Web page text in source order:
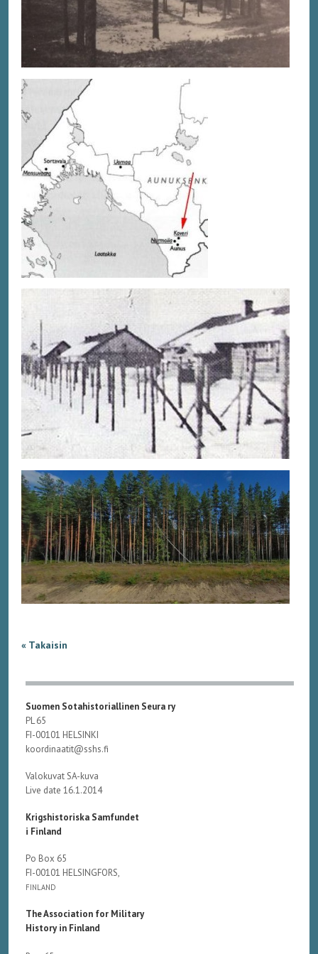
« Takaisin
Suomen Sotahistoriallinen Seura ry
PL 65
FI-00101 HELSINKI
koordinaatit@sshs.fi
Valokuvat SA-kuva
Live date 16.1.2014
Krigshistoriska Samfundet
i Finland
Po Box 65
FI-00101 HELSINGFORS,
FINLAND
The Association for Military
History in Finland